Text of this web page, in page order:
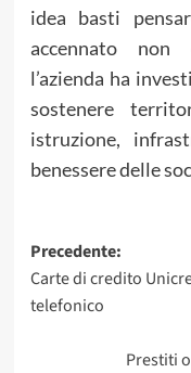
idea basti
accennato non
l’azienda ha
sostenere
istruzione,
benessere delle
Navigazione
articolo
Precedente:
Carte di credito
telefonico
Prestiti